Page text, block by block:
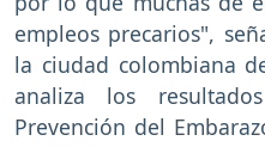
empleos precarios",
la ciudad colombiana
analiza los
Prevención del